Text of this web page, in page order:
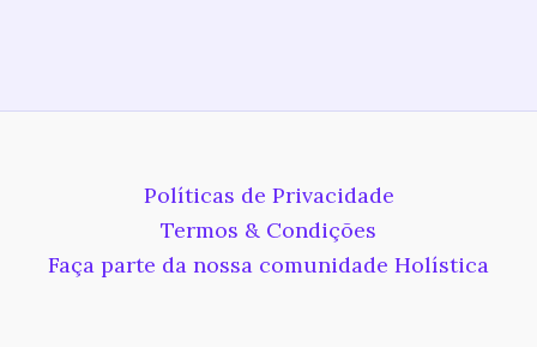
Políticas de Privacidade
Termos & Condições
Faça parte da nossa comunidade Holística